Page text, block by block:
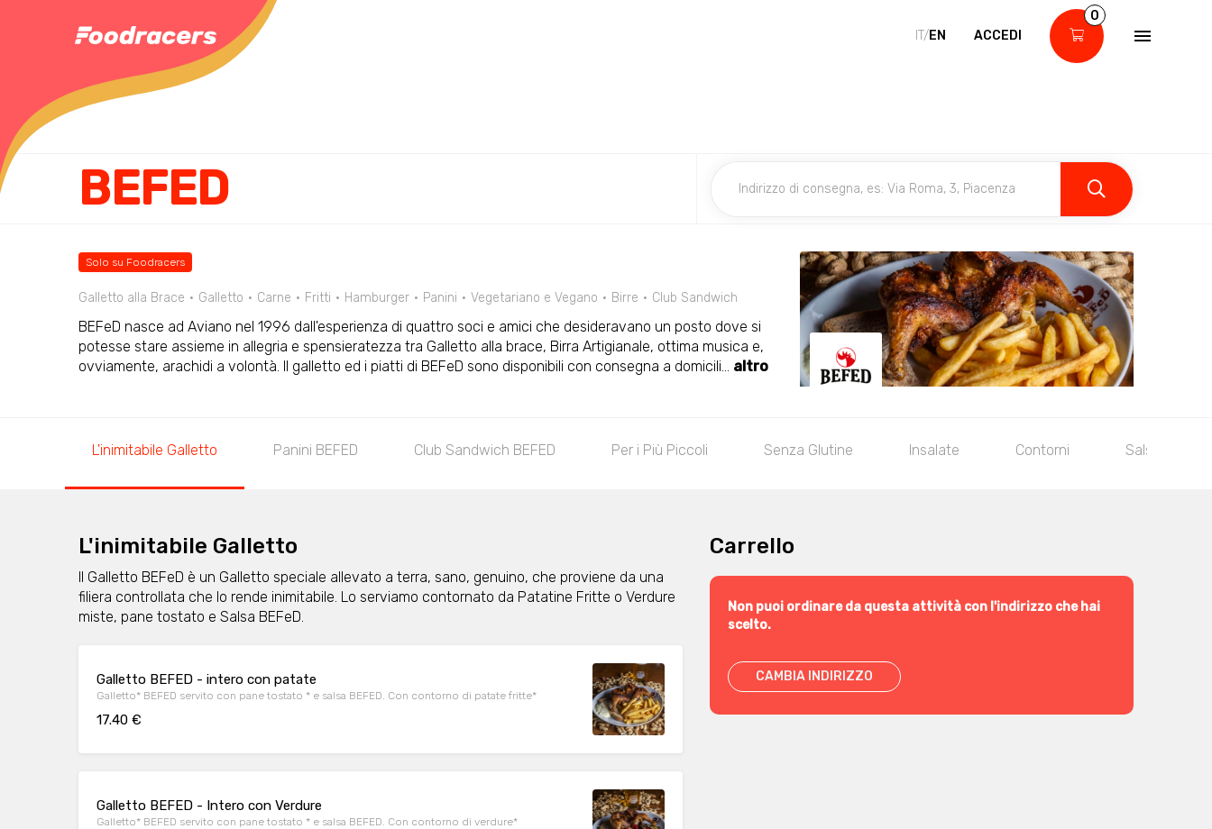
IT/EN ACCEDI
0
BEFED
Solo su Foodracers
Galletto alla Brace Galletto Carne Fritti Hamburger Panini Vegetariano e Vegano Birre Club Sandwich
BEFeD nasce ad Aviano nel 1996 dall'esperienza di quattro soci e amici che desideravano un posto dove si
potesse stare assieme in allegria e spensieratezza tra Galletto alla brace, Birra Artigianale, ottima musica e,
ovviamente, arachidi a volontà. Il galletto ed i piatti di BEFeD sono disponibili con consegna a domicili... altro
L'inimitabile Galletto Panini BEFED Club Sandwich BEFED Per i Più Piccoli Senza Glutine Insalate Contorni Salse
L'inimitabile Galletto
Il Galletto BEFeD è un Galletto speciale allevato a terra, sano, genuino, che proviene da una
filiera controllata che lo rende inimitabile. Lo serviamo contornato da Patatine Fritte o Verdure
miste, pane tostato e Salsa BEFeD.
Galletto BEFED - intero con patate
Galletto* BEFED servito con pane tostato * e salsa BEFED. Con contorno di patate fritte*
17.40 €
Galletto BEFED - Intero con Verdure
Galletto* BEFED servito con pane tostato * e salsa BEFED. Con contorno di verdure*
Carrello
Non puoi ordinare da questa attività con l'indirizzo che hai
scelto.
CAMBIA INDIRIZZO